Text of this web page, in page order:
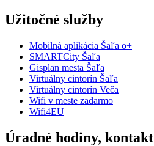
Užitočné služby
Mobilná aplikácia Šaľa o+
SMARTCity Šaľa
Gisplan mesta Šaľa
Virtuálny cintorín Šaľa
Virtuálny cintorín Veča
Wifi v meste zadarmo
Wifi4EU
Úradné hodiny, kontakt